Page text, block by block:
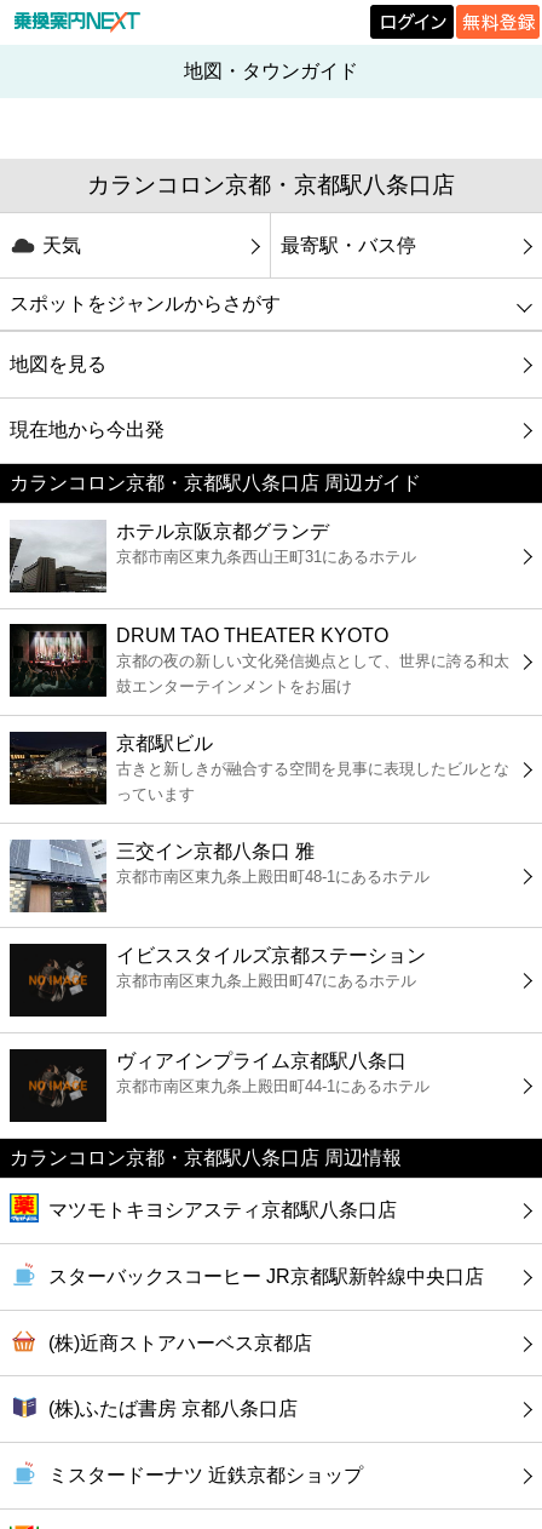
地図・タウンガイド
カランコロン京都・京都駅八条口店
天気 最寄駅・バス停
スポットをジャンルからさがす
グルメ
映画
美容
コンビニ
薬局
スーパー
エンタメ
レジャー
書店
ファミレス
カフェ
ショッピング
銀行
公共
病院
ホテル
地図を見る
現在地から今出発
カランコロン京都・京都駅八条口店 周辺ガイド
ホテル京阪京都グランデ
京都市南区東九条西山王町31にあるホテル
DRUM TAO THEATER KYOTO
京都の夜の新しい文化発信拠点として、世界に誇る和太
鼓エンターテインメントをお届け
京都駅ビル
古きと新しきが融合する空間を見事に表現したビルとな
っています
三交イン京都八条口 雅
京都市南区東九条上殿田町48-1にあるホテル
イビススタイルズ京都ステーション
京都市南区東九条上殿田町47にあるホテル
ヴィアインプライム京都駅八条口
京都市南区東九条上殿田町44-1にあるホテル
カランコロン京都・京都駅八条口店 周辺情報
マツモトキヨシアスティ京都駅八条口店
スターバックスコーヒー JR京都駅新幹線中央口店
(株)近商ストアハーベス京都店
(株)ふたば書房 京都八条口店
ミスタードーナツ 近鉄京都ショップ